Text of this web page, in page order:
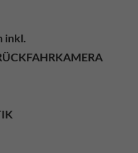
inkl.